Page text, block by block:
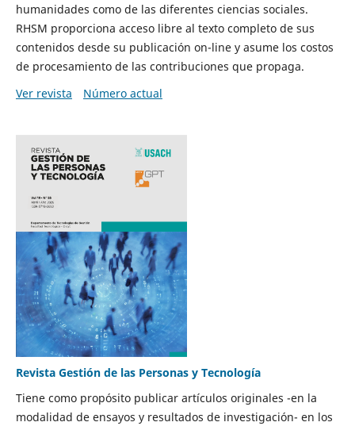
humanidades como de las diferentes ciencias sociales.
RHSM proporciona acceso libre al texto completo de sus
contenidos desde su publicación on-line y asume los costos
de procesamiento de las contribuciones que propaga.
Ver revista
Número actual
Revista Gestión de las Personas y Tecnología
Tiene como propósito publicar artículos originales -en la
modalidad de ensayos y resultados de investigación- en los